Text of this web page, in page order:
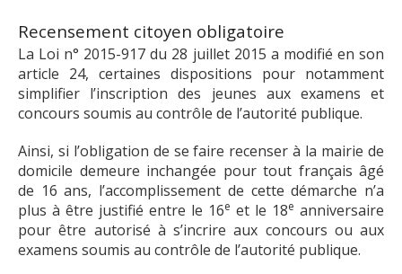
Recensement citoyen obligatoire
La Loi n° 2015-917 du 28 juillet 2015 a modifié en son
article 24, certaines dispositions pour notamment
simplifier l’inscription des jeunes aux examens et
concours soumis au contrôle de l’autorité publique.
Ainsi, si l’obligation de se faire recenser à la mairie de
domicile demeure inchangée pour tout français âgé
de 16 ans, l’accomplissement de cette démarche n’a
plus à être justifié entre le 16e et le 18e anniversaire
pour être autorisé à s’incrire aux concours ou aux
examens soumis au contrôle de l’autorité publique.